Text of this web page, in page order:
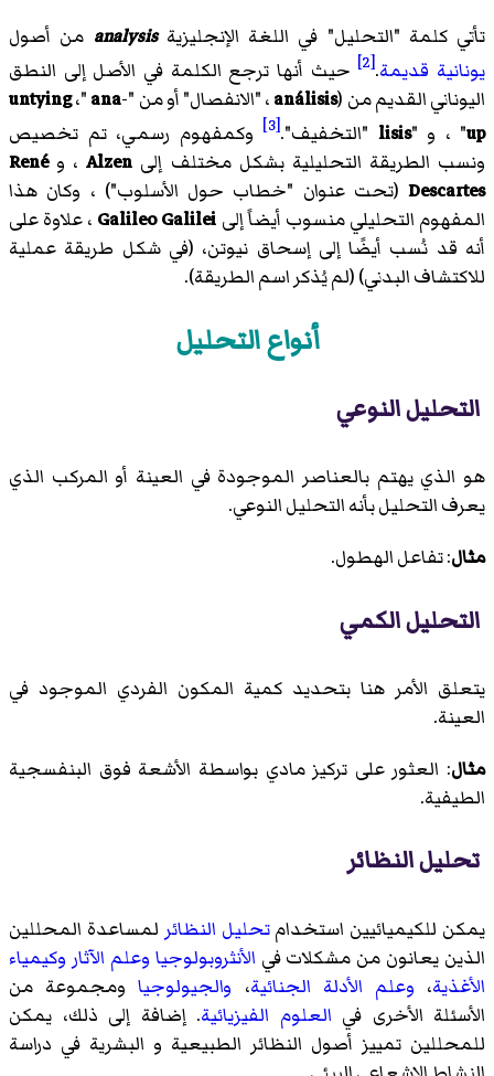
تأتي كلمة "التحليل" في اللغة الإنجليزيةanalysis من أصول
يونانية قديمة.
[2]
حيث أنها ترجع الكلمة في الأصل إلى النطق
اليوناني القديم من (análisis، "الانفصال" أو من " untying،"ana-
up" ، و "lisis "التخفيف".[3]
وكمفهوم رسمي، تم تخصيص
ونسب الطريقة التحليلية بشكل مختلف إلى Alzen، وRené
Descartes (تحت عنوان "خطاب حول الأسلوب") ، وكان هذا
المفهوم التحليلي منسوب أيضاً إلى Galileo Galilei ، علاوة على
أنه قد نُسب أيضًا إلى إسحاق نيوتن، (في شكل طريقة عملية
للاكتشاف البدني) (لم يُذكر اسم الطريقة).
أنواع التحليل
التحليل النوعي
هو الذي يهتم بالعناصر الموجودة في العينة أو المركب الذي
يعرف التحليل بأنه التحليل النوعي.
مثال: تفاعل الهطول.
التحليل الكمي
يتعلق الأمر هنا بتحديد كمية المكون الفردي الموجود في
العينة.
مثال: العثور على تركيز مادي بواسطة الأشعة فوق البنفسجية
الطيفية.
تحليل النظائر
يمكن للكيميائيين استخدامتحليل النظائر لمساعدة المحللين
الذين يعانون من مشكلات في الأنثروبولوجيا وعلم الآثار وكيمياء
الأغذية، وعلم الأدلة الجنائية، والجيولوجياومجموعة من
الأسئلة الأخرى في العلوم الفيزيائية. إضافة إلى ذلك، يمكن
للمحللين تمييز أصول النظائر الطبيعية و البشرية في دراسة